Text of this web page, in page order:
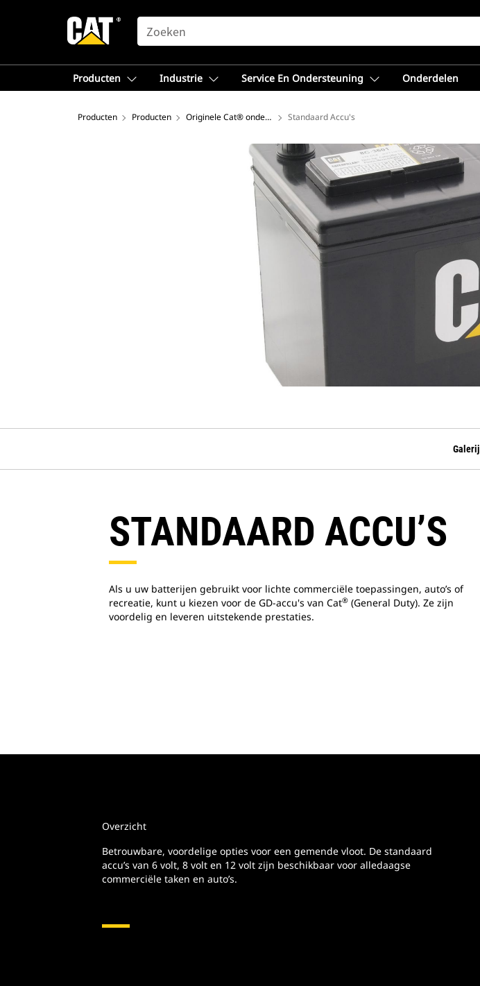
SEARCH
Producten Industrie Service En Ondersteuning Onderdelen
Producten Producten Originele Cat® onderdelenStandaard Accu's
Galerij
STANDAARD ACCU’S
Als u uw batterijen gebruikt voor lichte commerciële toepassingen, auto’s of
recreatie, kunt u kiezen voor de GD-accu's van Cat® (General Duty). Ze zijn
voordelig en leveren uitstekende prestaties.
Overzicht
Betrouwbare, voordelige opties voor een gemende vloot. De standaard
accu’s van 6 volt, 8 volt en 12 volt zijn beschikbaar voor alledaagse
commerciële taken en auto’s.